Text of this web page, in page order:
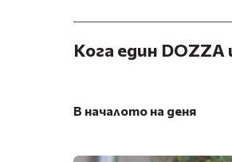
Кога един
В началото на деня